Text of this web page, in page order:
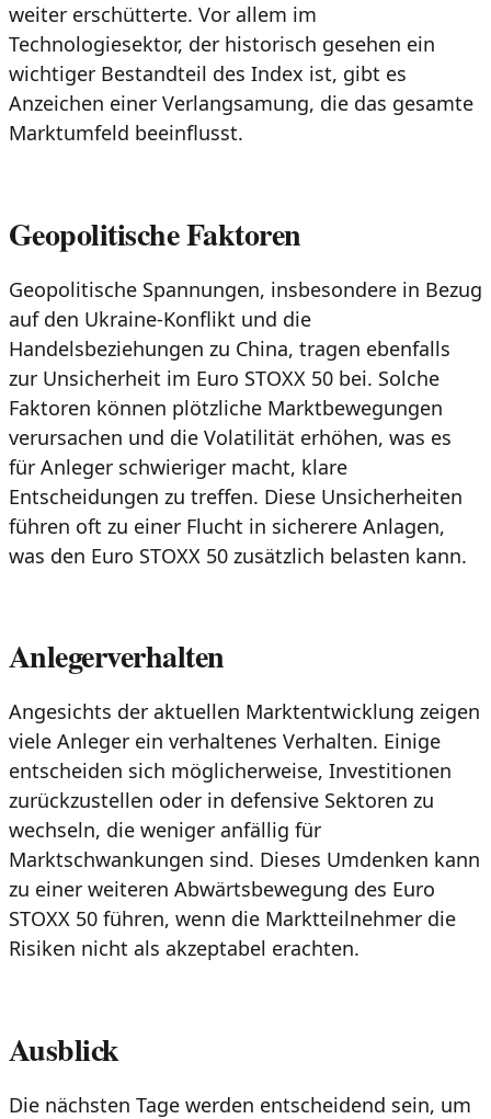
weiter erschütterte. Vor allem im
Technologiesektor, der historisch gesehen ein
wichtiger Bestandteil des Index ist, gibt es
Anzeichen einer Verlangsamung, die das gesamte
Marktumfeld beeinflusst.
Geopolitische Faktoren
Geopolitische Spannungen, insbesondere in Bezug
auf den Ukraine-Konflikt und die
Handelsbeziehungen zu China, tragen ebenfalls
zur Unsicherheit im Euro STOXX 50 bei. Solche
Faktoren können plötzliche Marktbewegungen
verursachen und die Volatilität erhöhen, was es
für Anleger schwieriger macht, klare
Entscheidungen zu treffen. Diese Unsicherheiten
führen oft zu einer Flucht in sicherere Anlagen,
was den Euro STOXX 50 zusätzlich belasten kann.
Anlegerverhalten
Angesichts der aktuellen Marktentwicklung zeigen
viele Anleger ein verhaltenes Verhalten. Einige
entscheiden sich möglicherweise, Investitionen
zurückzustellen oder in defensive Sektoren zu
wechseln, die weniger anfällig für
Marktschwankungen sind. Dieses Umdenken kann
zu einer weiteren Abwärtsbewegung des Euro
STOXX 50 führen, wenn die Marktteilnehmer die
Risiken nicht als akzeptabel erachten.
Ausblick
Die nächsten Tage werden entscheidend sein, um